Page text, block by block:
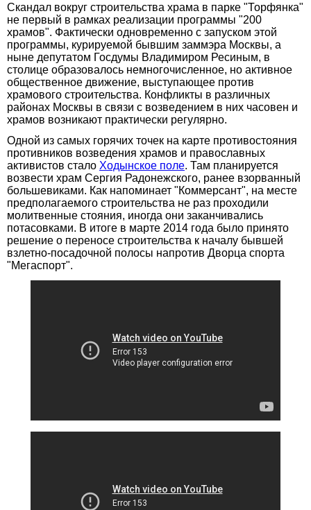
Скандал вокруг строительства храма в парке "Торфянка"
не первый в рамках реализации программы "200
храмов". Фактически одновременно с запуском этой
программы, курируемой бывшим заммэра Москвы, а
ныне депутатом Госдумы Владимиром Ресиным, в
столице образовалось немногочисленное, но активное
общественное движение, выступающее против
храмового строительства. Конфликты в различных
районах Москвы в связи с возведением в них часовен и
храмов возникают практически регулярно.
Одной из самых горячих точек на карте противостояния
противников возведения храмов и православных
активистов стало Ходынское поле. Там планируется
возвести храм Сергия Радонежского, ранее взорванный
большевиками. Как напоминает "Коммерсант", на месте
предполагаемого строительства не раз проходили
молитвенные стояния, иногда они заканчивались
потасовками. В итоге в марте 2014 года было принято
решение о переносе строительства к началу бывшей
взлетно-посадочной полосы напротив Дворца спорта
"Мегаспорт".